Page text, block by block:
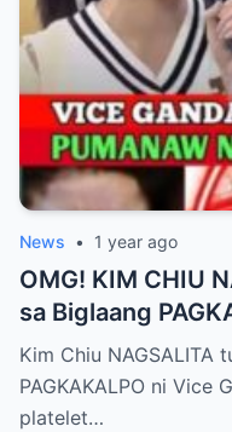
News • 1 year ago
OMG! KIM CHIU
sa Biglaang
sa “It’s
Count,
Fans Naluha sa
Kim Chiu NAGSALITA
PAGKAKALPO ni Vice
platelet…